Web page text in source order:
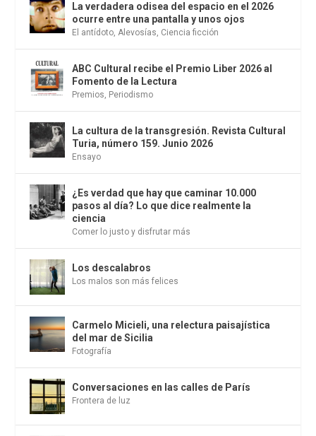
La verdadera odisea del espacio en el 2026
ocurre entre una pantalla y unos ojos
El antídoto,Alevosías, Ciencia ficción
ABC Cultural recibe el Premio Liber 2026 al
Fomento de la Lectura
Premios, Periodismo
La cultura de la transgresión. Revista Cultural
Turia, número 159. Junio 2026
Ensayo
¿Es verdad que hay que caminar 10.000
pasos al día? Lo que dice realmente la
ciencia
Comer lo justo y disfrutar más
Los descalabros
Los malos son más felices
Carmelo Micieli, una relectura paisajística
del mar de Sicilia
Fotografía
Conversaciones en las calles de París
Frontera de luz